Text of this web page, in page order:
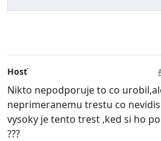
Hosť
Nikto nepodporuje to co
neprimeranemu trestu co
vysoky je tento trest ,ked si ho
???